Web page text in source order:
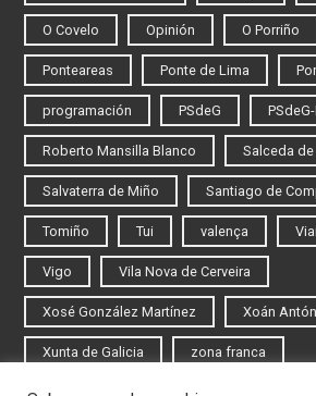
O Covelo Opinión O Porriño
Ponteareas Ponte de Lima
programación PSdeG
Roberto Mansilla Blanco Salceda de
Salvaterra de Miño Santiago de
Tomiño Tui valença
Vigo Vila Nova de Cerveira
Xosé González Martínez Xoán
Xunta de Galicia zona franca